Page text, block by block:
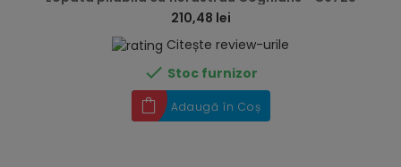
210,48 lei
Citește review-urile
 Stoc furnizor
Adaugă în Coș